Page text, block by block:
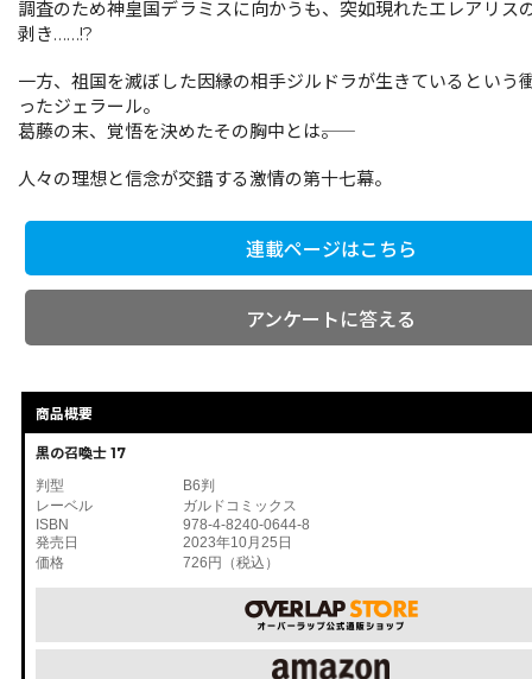
調査のため神皇国デラミスに向かうも、突如現れたエレアリス
剥き……!?
一方、祖国を滅ぼした因縁の相手ジルドラが生きているという
ったジェラール。
葛藤の末、覚悟を決めたその胸中とは――。
人々の理想と信念が交錯する激情の第十七幕。
連載ページはこちら
アンケートに答える
商品概要
黒の召喚士 17
判型
B6判
レーベル
ガルドコミックス
ISBN
978-4-8240-0644-8
発売日
2023年10月25日
価格
726円（税込）